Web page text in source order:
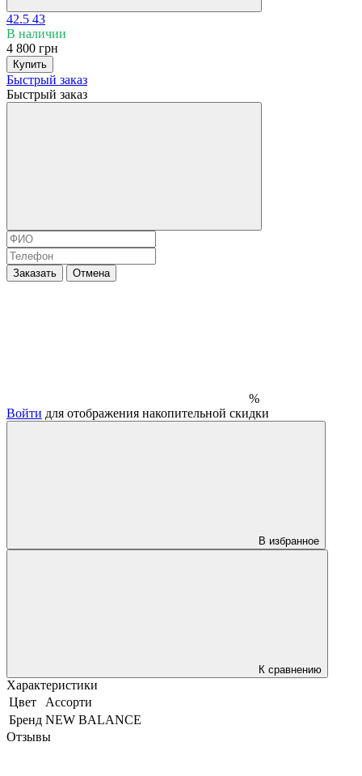
42.5 43
В наличии
4 800 грн
Купить
Быстрый заказ
Быстрый заказ
Заказать Отмена
%
Войти для отображения накопительной скидки
В избранное
К сравнению
Характеристики
Цвет
Ассорти
Бренд NEW BALANCE
Отзывы